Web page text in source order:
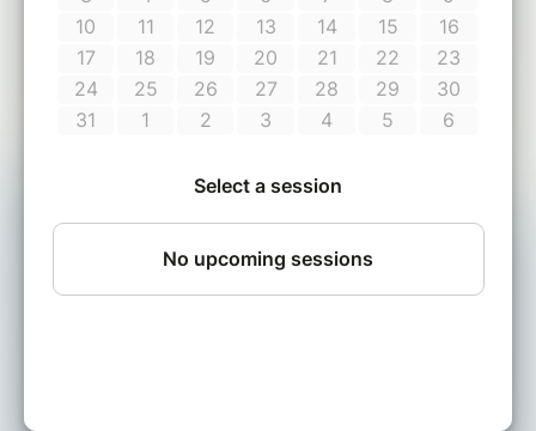
groeit langzaam uit tot een oprechte band,
terwijl Edith steeds verder wegzakt in haar
leugens.